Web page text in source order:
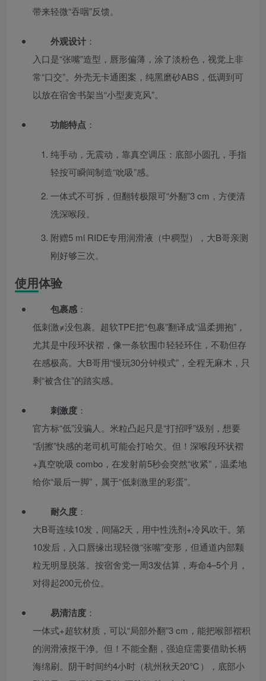
带来轻微“吞咽”反馈。
外观设计 ：
入口是“张嘴”造型，唇形偏薄，涂了淡粉色，视觉上非
常“口交”。外壳无卡通图案，纯黑磨砂ABS，低调到可
以放在宿舍书架当“小型麦克风”。
功能特点 ：
纯手动，无震动，靠真空调压：底部小圆孔，手指
轻按可瞬间制造“吮吸”感。
一体式不可拆，但翻转极限可“外翻”3 cm，方便清
洗深喉段。
附赠5 ml RIDE专用润滑液（中稠型），大B哥亲测
刚好够三次。
使用体验
包裹感 ：
低刺激≠没包裹。超软TPE把“包裹”翻译成“温柔拥抱”，
尤其是中段环状褶，像一条软围巾轻轻环住，不勒但存
在感极高。大B哥用“慢玩30分钟模式”，全程无麻木，只
剩“被含住”的踏实感。
刺激度 ：
官方标“低”没骗人。米粒凸起只是“打招呼”级别，想要
“刮擦”快感的老司机可能会打哈欠。但！深喉段环状褶
+真空吮吸 combo，在发射前5秒会突然“收紧”，温柔地
给你“最后一脚”，属于“低刺激里的彩蛋”。
耐久度 ：
大B哥连续10发，间隔2天，用中性洗剂+冷风吹干。第
10发后，入口唇缘出现轻微“张嘴”变形，但通道内部颗
粒无明显脱落。按宿舍党一周3发估算，寿命4–5个月，
对得起200元价位。
易清洁度 ：
一体式+超软材质，可以“局部外翻”3 cm，能把喉部褶积
的润滑液抠干净。但！不能全翻，强迫症需要借助长柄
海绵刷。阴干时间约4小时（杭州秋天20℃），底部小